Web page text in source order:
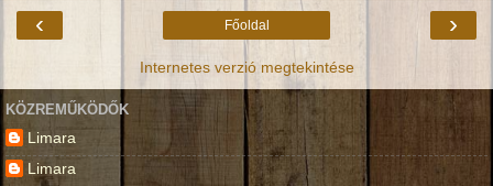
‹ ›
Főoldal
Internetes verzió megtekintése
KÖZREMŰKÖDŐK
Limara
Limara